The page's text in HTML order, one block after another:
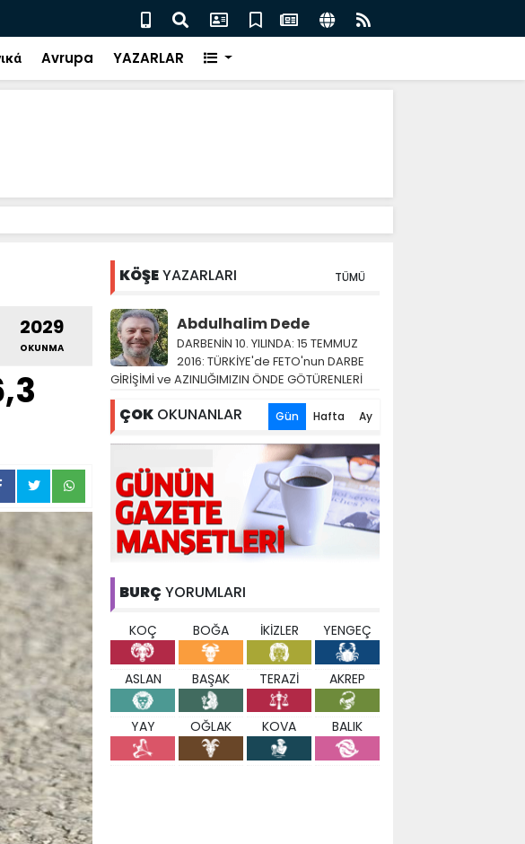
Salah transferi için İngiliz medyası ne diyor?
Avrupa YAZARLAR
2029
OKUNMA
KÖŞEYAZARLARI TÜMÜ
Abdulhalim Dede
DARBENİN 10. YILINDA: 15 TEMMUZ
2016: TÜRKİYE'de FETO'nun DARBE
GİRİŞİMİ ve AZINLIĞIMIZIN ÖNDE GÖTÜRENLERİ
ÇOK OKUNANLAR Gün Hafta Ay
BURÇ YORUMLARI
KOÇ BOĞA İKİZLER YENGEÇ
ASLAN BAŞAK TERAZİ AKREP
YAY OĞLAK KOVA BALIK